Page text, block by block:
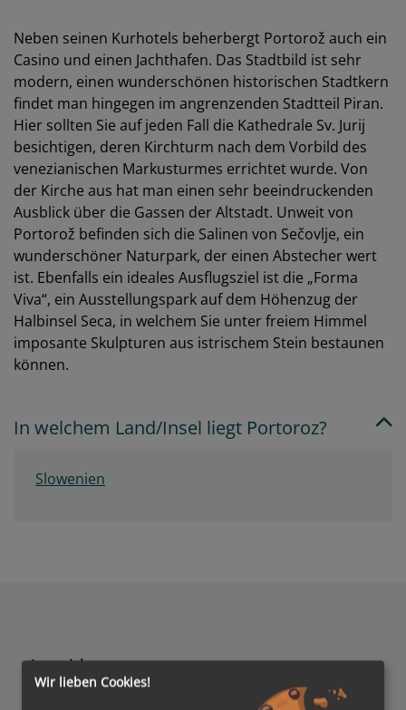
Neben seinen Kurhotels beherbergt Portorož auch ein
Casino und einen Jachthafen. Das Stadtbild ist sehr
modern, einen wunderschönen historischen Stadtkern
findet man hingegen im angrenzenden Stadtteil Piran.
Hier sollten Sie auf jeden Fall die Kathedrale Sv. Jurij
besichtigen, deren Kirchturm nach dem Vorbild des
venezianischen Markusturmes errichtet wurde. Von
der Kirche aus hat man einen sehr beeindruckenden
Ausblick über die Gassen der Altstadt. Unweit von
Portorož befinden sich die Salinen von Sečovlje, ein
wunderschöner Naturpark, der einen Abstecher wert
ist. Ebenfalls ein ideales Ausflugsziel ist die „Forma
Viva“, ein Ausstellungspark auf dem Höhenzug der
Halbinsel Seca, in welchem Sie unter freiem Himmel
imposante Skulpturen aus istrischem Stein bestaunen
können.
In welchem Land/Insel liegt Portoroz?
Slowenien
Auszeichnungen
Wir lieben Cookies!